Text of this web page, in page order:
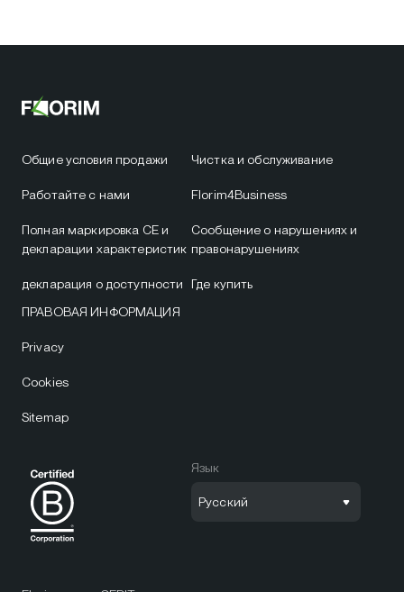
Общие условия продажи
Работайте с нами
Полная маркировка CE и
декларации характеристик
декларация о доступности
Чистка и обслуживание
Florim4Business
Сообщение о нарушениях и
правонарушениях
Где купить
ПРАВОВАЯ ИНФОРМАЦИЯ
Privacy
Cookies
Sitemap
Язык
Русский